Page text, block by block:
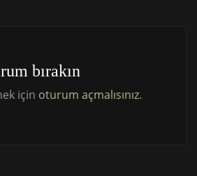
bırakın
için oturum açmalısınız.